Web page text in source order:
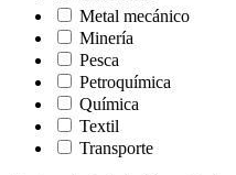
Metal mecánico
Minería
Pesca
Petroquímica
Química
Textil
Transporte